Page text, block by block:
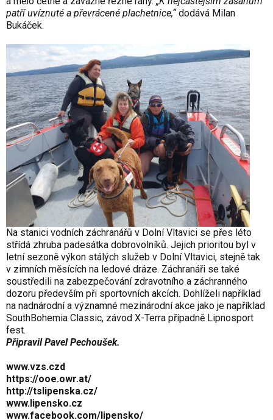
patří uvíznuté a převrácené plachetnice,“ dodává Milan
Bukáček.
Na stanici vodních záchranářů v Dolní Vltavici se přes léto
střídá zhruba padesátka dobrovolníků. Jejich prioritou byl v
letní sezoně výkon stálých služeb v Dolní Vltavici, stejně tak
v zimních měsících na ledové dráze. Záchranáři se také
soustředili na zabezpečování zdravotního a záchranného
dozoru především při sportovních akcích. Dohlíželi například
na nadnárodní a významné mezinárodní akce jako je například
SouthBohemia Classic, závod X-Terra případně Lipnosport
fest.
Připravil Pavel Pechoušek.
www.vzs.czd
https://ooe.owr.at/
http://tslipenska.cz/
www.lipensko.cz
www.facebook.com/lipensko/